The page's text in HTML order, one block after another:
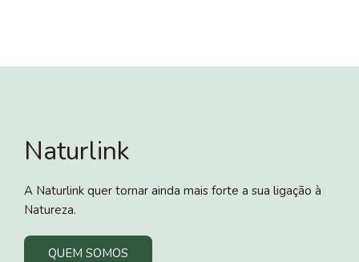
Naturlink
A Naturlink quer tornar ainda mais forte a sua ligação à
Natureza.
QUEM SOMOS